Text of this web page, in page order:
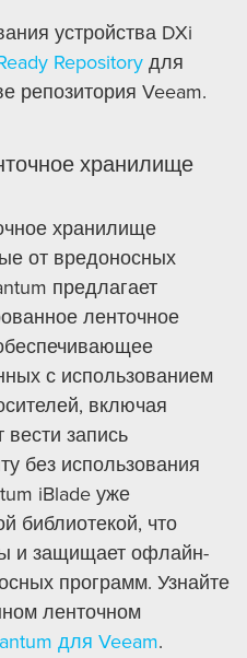
устройства DXi
Repositoryдля
репозитория Veeam.
хранилище
хранилище
от вредоносных
предлагает
ленточное
с использованием
включая
запись
без использования
iBlade уже
библиотекой, что
и защищает офлайн-
программ. Узнайте
ленточном
для Veeam.